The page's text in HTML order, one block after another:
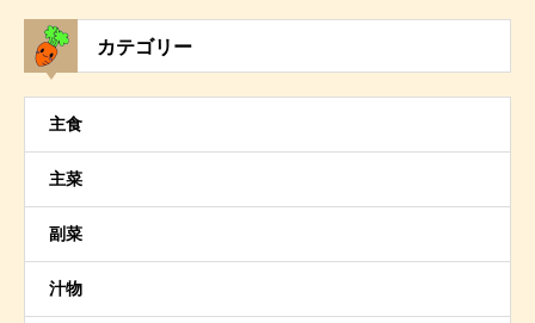
カテゴリー
主食
主菜
副菜
汁物